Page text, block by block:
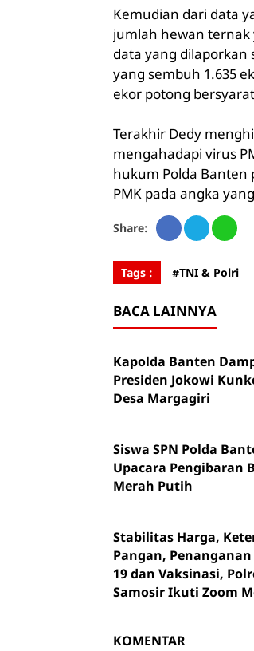
Kemudian dari data
jumlah hewan ternak
data yang dilaporkan
yang sembuh 1.635
ekor potong
Terakhir Dedy
mengahadapi virus
hukum Polda Banten
PMK pada angka
Share:
Tags : #TNI & Polri
BACA LAINNYA
Kapolda Banten
Presiden Jokowi
Desa Margagiri
Siswa SPN Polda
Upacara Pengibaran
Merah Putih
Stabilitas Harga,
Pangan, Penanganan
19 dan Vaksinasi,
Samosir Ikuti Zoom
KOMENTAR